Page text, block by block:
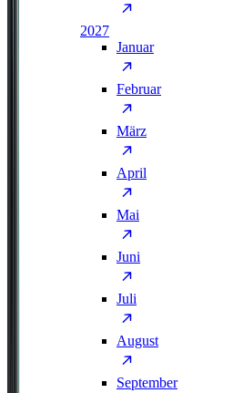
2027
Januar
Februar
März
April
Mai
Juni
Juli
August
September